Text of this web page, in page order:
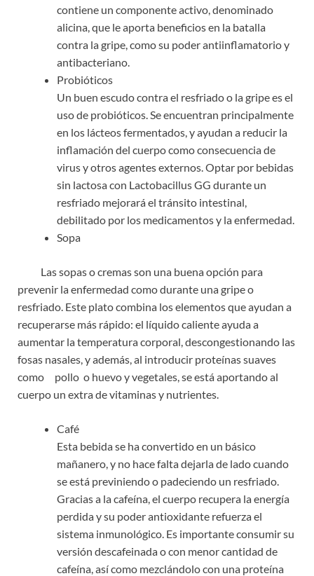
contiene un componente activo, denominado
alicina, que le aporta beneficios en la batalla
contra la gripe, como su poder antiinflamatorio y
antibacteriano.
Probióticos
Un buen escudo contra el resfriado o la gripe es el
uso de probióticos. Se encuentran principalmente
en los lácteos fermentados, y ayudan a reducir la
inflamación del cuerpo como consecuencia de
virus y otros agentes externos. Optar por bebidas
sin lactosa con Lactobacillus GG durante un
resfriado mejorará el tránsito intestinal,
debilitado por los medicamentos y la enfermedad.
Sopa
Las sopas o cremas son una buena opción para
prevenir la enfermedad como durante una gripe o
resfriado. Este plato combina los elementos que ayudan a
recuperarse más rápido: el líquido caliente ayuda a
aumentar la temperatura corporal, descongestionando las
fosas nasales, y además, al introducir proteínas suaves
como pollo o huevo y vegetales, se está aportando al
cuerpo un extra de vitaminas y nutrientes.
Café
Esta bebida se ha convertido en un básico
mañanero, y no hace falta dejarla de lado cuando
se está previniendo o padeciendo un resfriado.
Gracias a la cafeína, el cuerpo recupera la energía
perdida y su poder antioxidante refuerza el
sistema inmunológico. Es importante consumir su
versión descafeinada o con menor cantidad de
cafeína, así como mezclándolo con una proteína